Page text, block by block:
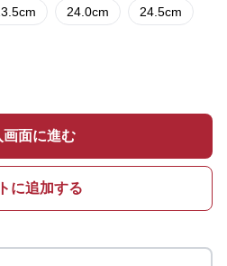
24.0cm 24.5cm
画面に進む
に追加する